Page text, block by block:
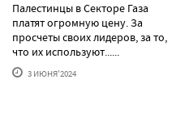
Палестинцы в Секторе Газа
платят огромную цену. За
просчеты своих лидеров, за то,
что их используют......
3 ИЮНЯ'2024